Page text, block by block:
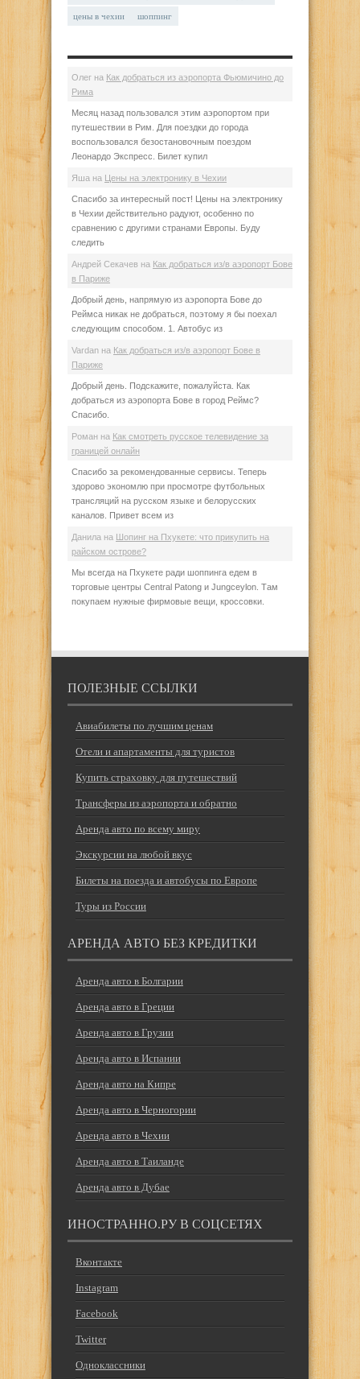
цены в чехии шоппинг
Олег на Как добраться из аэропорта Фьюмичино до
Рима
Месяц назад пользовался этим аэропортом при
путешествии в Рим. Для поездки до города
воспользовался безостановочным поездом
Леонардо Экспресс. Билет купил
Яша на Цены на электронику в Чехии
Спасибо за интересный пост! Цены на электронику
в Чехии действительно радуют, особенно по
сравнению с другими странами Европы. Буду
следить
Андрей Секачев на Как добраться из/в аэропорт Бове
в Париже
Добрый день, напрямую из аэропорта Бове до
Реймса никак не добраться, поэтому я бы поехал
следующим способом. 1. Автобус из
Vardan на Как добраться из/в аэропорт Бове в
Париже
Добрый день. Подскажите, пожалуйста. Как
добраться из аэропорта Бове в город Реймс?
Спасибо.
Роман на Как смотреть русское телевидение за
границей онлайн
Спасибо за рекомендованные сервисы. Теперь
здорово экономлю при просмотре футбольных
трансляций на русском языке и белорусских
каналов. Привет всем из
Данила на Шопинг на Пхукете: что прикупить на
райском острове?
Мы всегда на Пхукете ради шоппинга едем в
торговые центры Central Patong и Jungceylon. Там
покупаем нужные фирмовые вещи, кроссовки.
ПОЛЕЗНЫЕ ССЫЛКИ
Авиабилеты по лучшим ценам
Отели и апартаменты для туристов
Купить страховку для путешествий
Трансферы из аэропорта и обратно
Аренда авто по всему миру
Экскурсии на любой вкус
Билеты на поезда и автобусы по Европе
Туры из России
АРЕНДА АВТО БЕЗ КРЕДИТКИ
Аренда авто в Болгарии
Аренда авто в Греции
Аренда авто в Грузии
Аренда авто в Испании
Аренда авто на Кипре
Аренда авто в Черногории
Аренда авто в Чехии
Аренда авто в Таиланде
Аренда авто в Дубае
ИНОСТРАННО.РУ В СОЦСЕТЯХ
Вконтакте
Instagram
Facebook
Twitter
Одноклассники